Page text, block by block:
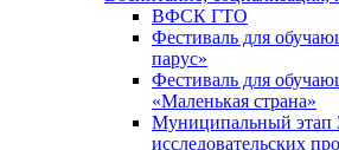
ВФСК ГТО
Фестиваль для
парус»
Фестиваль для
«Маленькая страна»
Муниципальный этап
исследовательских